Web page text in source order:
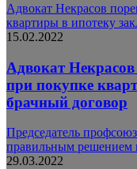
Адвокат Некрасов
квартиры в ипотеку
15.02.2022
Адвокат
при покупке
брачный договор
Председатель
правильным решением
29.03.2022